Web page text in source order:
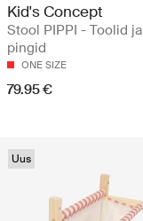
Kid's Concept
Stool PIPPI - Toolid ja
pingid
ONE SIZE
79.95 €
Uus